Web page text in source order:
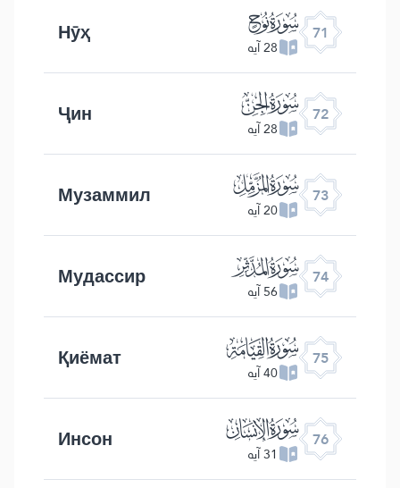
71 ﯴ
28 آیه Нӯҳ
72 ﯵ
28 آیه Ҷин
73 ﯶ
20 آیه Музаммил
74 ﯷ
56 آیه Мудассир
75 ﯸ
40 آیه Қиёмат
76 ﯹ
31 آیه Инсон